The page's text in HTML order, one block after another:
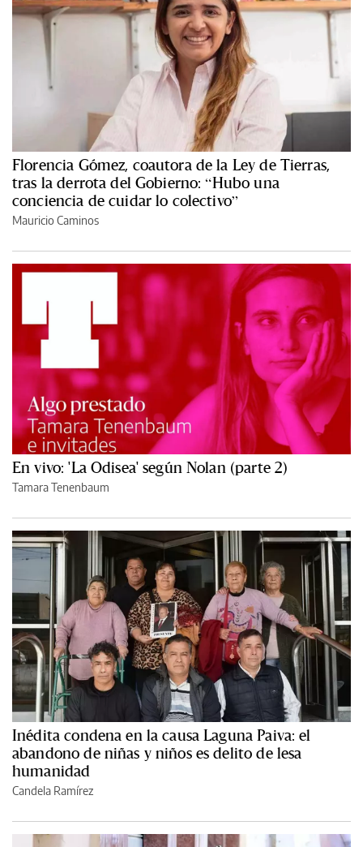
Florencia Gómez, coautora de la Ley de Tierras,
tras la derrota del Gobierno: “Hubo una
conciencia de cuidar lo colectivo”
Mauricio Caminos
En vivo: 'La Odisea' según Nolan (parte 2)
Tamara Tenenbaum
Inédita condena en la causa Laguna Paiva: el
abandono de niñas y niños es delito de lesa
humanidad
Candela Ramírez